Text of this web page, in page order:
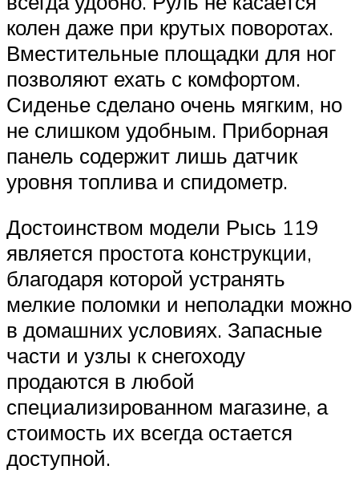
колен даже при крутых поворотах.
Вместительные площадки для ног
позволяют ехать с комфортом.
Сиденье сделано очень мягким, но
не слишком удобным. Приборная
панель содержит лишь датчик
уровня топлива и спидометр.
Достоинством модели Рысь 119
является простота конструкции,
благодаря которой устранять
мелкие поломки и неполадки можно
в домашних условиях. Запасные
части и узлы к снегоходу
продаются в любой
специализированном магазине, а
стоимость их всегда остается
доступной.